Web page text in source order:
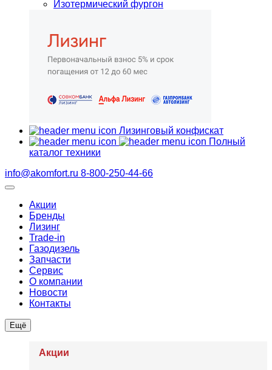
Изотермический фургон
Лизинговый конфискат
Полный
каталог техники
info@akomfort.ru 8-800-250-44-66
Акции
Бренды
Лизинг
Trade-in
Газодизель
Запчасти
Сервис
О компании
Новости
Контакты
Ещё
Акции